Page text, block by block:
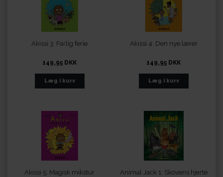
Akissi 3: Farlig ferie
149,95 DKK
Akissi 4: Den nye lærer
149,95 DKK
Akissi 5: Magisk mikstur Animal Jack 1: Skovens hjerte